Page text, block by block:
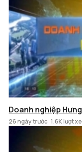
Doanh nghiệp
26 ngày trước 1.6K lượt